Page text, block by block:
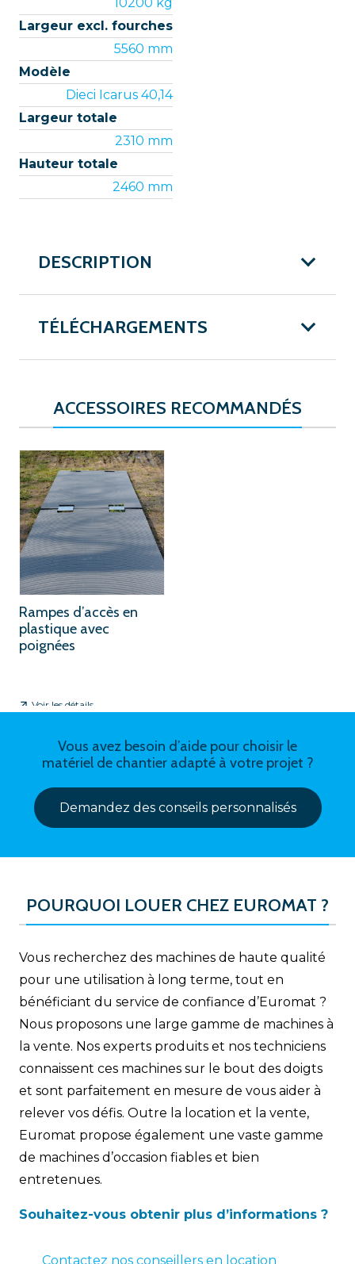
Largeur excl. fourches
5560 mm
Modèle
Dieci Icarus 40,14
Largeur totale
2310 mm
Hauteur totale
2460 mm
DESCRIPTION
TÉLÉCHARGEMENTS
ACCESSOIRES RECOMMANDÉS
Rampes d’accès en
plastique avec
poignées
Voir les détails
Vous avez besoin d’aide pour choisir le
matériel de chantier adapté à votre projet ?
Demandez des conseils personnalisés
POURQUOI LOUER CHEZ EUROMAT ?
Vous recherchez des machines de haute qualité
pour une utilisation à long terme, tout en
bénéficiant du service de confiance d’Euromat ?
Nous proposons une large gamme de machines à
la vente. Nos experts produits et nos techniciens
connaissent ces machines sur le bout des doigts
et sont parfaitement en mesure de vous aider à
relever vos défis. Outre la location et la vente,
Euromat propose également une vaste gamme
de machines d’occasion fiables et bien
entretenues.
Souhaitez-vous obtenir plus d’informations ?
Contactez nos conseillers en location